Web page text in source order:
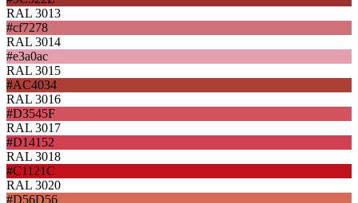
RAL 3013
#cf7278
RAL 3014
#e3a0ac
RAL 3015
#AC4034
RAL 3016
#D3545F
RAL 3017
#D14152
RAL 3018
#C1121C
RAL 3020
#D56D56